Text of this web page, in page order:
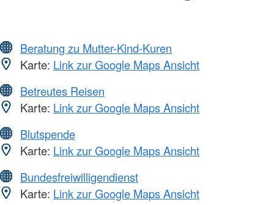
Beratung zu Mutter-Kind-Kuren
Karte: Link zur Google Maps Ansicht
Betreutes Reisen
Karte: Link zur Google Maps Ansicht
Blutspende
Karte: Link zur Google Maps Ansicht
Bundesfreiwilligendienst
Karte: Link zur Google Maps Ansicht